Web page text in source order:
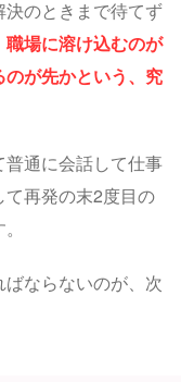
のときまで待てず
職場に溶け込むのが
が先かという、究
通に会話して仕事
て再発の末2度目の
ならないのが、次